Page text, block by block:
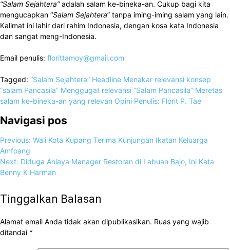
“Salam Sejahtera”adalah salam ke-bineka-an. Cukup bagi kita
mengucapkan “Salam Sejahtera” tanpa iming-iming salam yang lain.
Kalimat ini lahir dari rahim Indonesia, dengan kosa kata Indonesia
dan sangat meng-Indonesia.
Email penulis: florittamoy@gmail.com
Tagged: “Salam Sejahtera” Headline Menakar relevansi konsep
“salam Pancasila” Menggugat relevansi “Salam Pancasila” Meretas
salam ke-bineka-an yang relevan Opini Penulis: Florit P. Tae
Navigasi pos
Previous: Wali Kota Kupang Terima Kunjungan Ikatan Keluarga
Amfoang
Next: Diduga Aniaya Manager Restoran di Labuan Bajo, Ini Kata
Benny K Harman
Tinggalkan Balasan
Alamat email Anda tidak akan dipublikasikan. Ruas yang wajib
ditandai *